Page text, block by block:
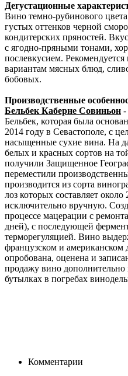
Дегустационные
Вино темно-рубинового
густых оттенков черной
кондитерских пряностей.
с ягодно-пряными тонами,
послевкусием.
вариантам мясных блюд,
бобовых.
Производственные
Бельбек Каберне Совиньон -
Бельбек, которая была
2014 году в Севастополе, с
насыщенные сухие вина. На
белых и красных сортов на
получили Защищенное
переместили
производится из сорта
лоз которых составляет
исключительно вручную.
процессе мацерации с
дней), с последующей
терморегуляцией. Вино
французском и
опробована, оценена и
продажу вино дополнительно
бутылках в погребах
Комментарии